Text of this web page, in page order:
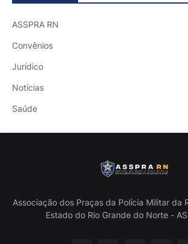
ASSPRA RN
Convênios
Jurídico
Notícias
Saúde
Associação dos Praças da Polícia Militar da
Estado do Rio Grande do Norte -